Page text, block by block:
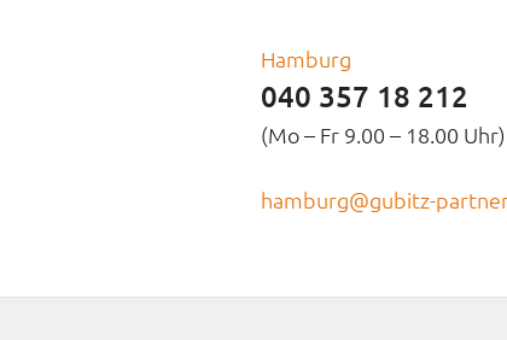
Hamburg
040 357 18 212
(Mo – Fr 9.00 – 18.00 Uhr)
hamburg@gubitz-